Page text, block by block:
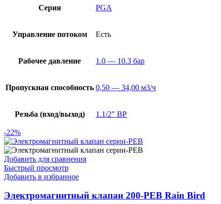
Серия PGA
Управление потоком Есть
Рабочее давление 1.0 — 10.3 бар
Пропускная способность 0,50 — 34,00 м3/ч
Резьба (вход/выход) 1.1/2" ВР
-22%
Добавить для сравнения
Быстрый просмотр
Добавить в избранное
Электромагнитный клапан 200-PEB Rain Bird